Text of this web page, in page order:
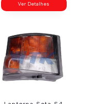
Ver Detalhes